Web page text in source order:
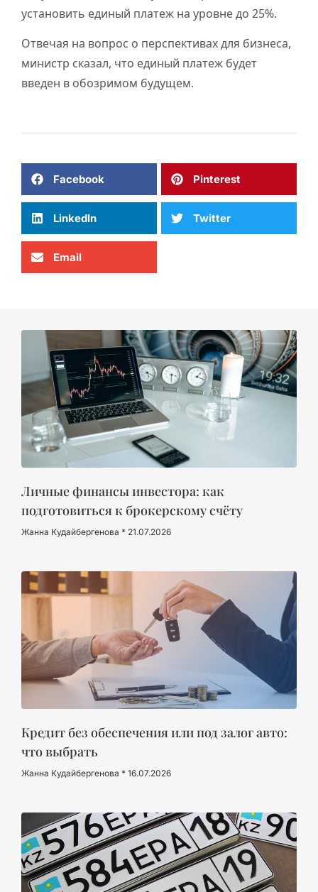
установить единый платеж на уровне до 25%.
Отвечая на вопрос о перспективах для бизнеса,
министр сказал, что единый платеж будет
введен в обозримом будущем.
Facebook Pinterest
LinkedIn Twitter
Email
Личные финансы инвестора: как
подготовиться к брокерскому счёту
Жанна Кудайбергенова 21.07.2026
Кредит без обеспечения или под залог авто:
что выбрать
Жанна Кудайбергенова 16.07.2026